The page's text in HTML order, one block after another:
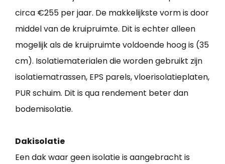
circa €255 per jaar. De makkelijkste vorm is door
middel van de kruipruimte. Dit is echter alleen
mogelijk als de kruipruimte voldoende hoog is (35
cm). Isolatiematerialen die worden gebruikt zijn
isolatiematrassen, EPS parels, vloerisolatieplaten,
PUR schuim. Dit is qua rendement beter dan
bodemisolatie.
Dakisolatie
Een dak waar geen isolatie is aangebracht is